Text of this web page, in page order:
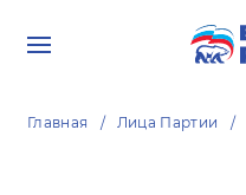
Главная Лица Партии